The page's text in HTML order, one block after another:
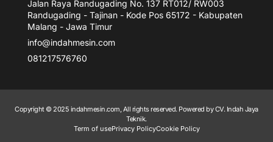
Jalan Raya Randugading No. 137 RT012/ RW003
Randugading - Tajinan - Kode Pos 65172 - Kabupaten
Malang - Jawa Timur
info@indahmesin.com
081217576760
Copyright © 2025 indahmesin.com, All rights reserved. Powered by CV. Indah Jaya
Teknik.
Term of usePrivacy PolicyCookie Policy